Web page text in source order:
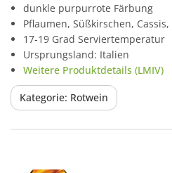
dunkle purpurrote Färbung
Pflaumen, Süßkirschen,
17-19 Grad Serviertemperatur
Ursprungsland: Italien
Weitere Produktdetails (LMIV)
Kategorie: Rotwein